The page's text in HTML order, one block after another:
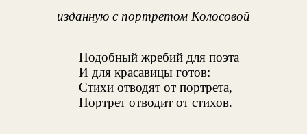
изданную с портретом Колосовой
Подобный жребий для поэта
И для красавицы готов:
Стихи отводят от портрета,
Портрет отводит от стихов.